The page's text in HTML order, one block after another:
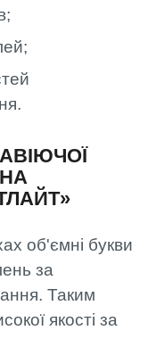
об'ємні букви
за
Таким
якості за